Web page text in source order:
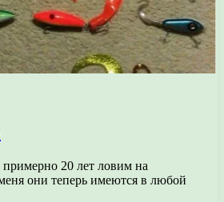
20 лет ловим на
они теперь имеются в любой